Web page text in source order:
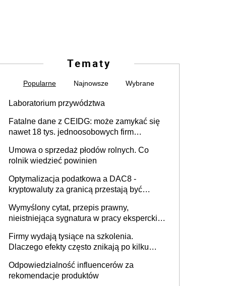
Tematy
Popularne Najnowsze Wybrane
Laboratorium przywództwa
Fatalne dane z CEIDG: może zamykać się
nawet 18 tys. jednoosobowych firm
Umowa o sprzedaż płodów rolnych. Co
rolnik wiedzieć powinien
Optymalizacja podatkowa a DAC8 -
kryptowaluty za granicą przestają być
Wymyślony cytat, przepis prawny,
nieistniejąca sygnatura w pracy eksperckiej -
firmie
Firmy wydają tysiące na szkolenia.
Dlaczego efekty często znikają po kilku
Odpowiedzialność influencerów za
rekomendacje produktów